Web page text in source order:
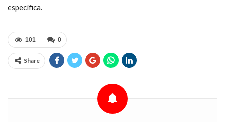
específica.
0
101
Share